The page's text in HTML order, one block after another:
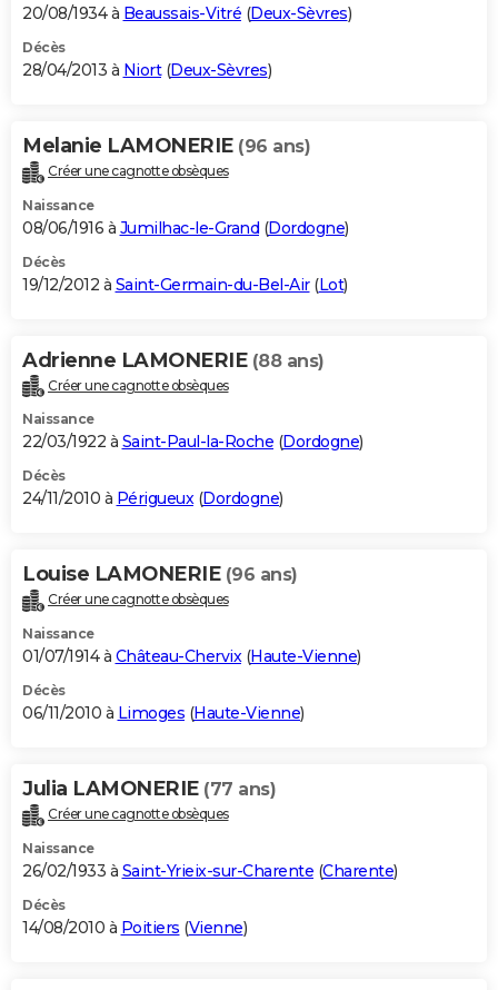
20/08/1934 à Beaussais-Vitré (Deux-Sèvres)
Décès
28/04/2013 à Niort(Deux-Sèvres)
Melanie LAMONERIE (96 ans)
Créer une cagnotte obsèques
Naissance
08/06/1916 à Jumilhac-le-Grand (Dordogne)
Décès
19/12/2012 à Saint-Germain-du-Bel-Air(Lot)
Adrienne LAMONERIE (88 ans)
Créer une cagnotte obsèques
Naissance
22/03/1922 à Saint-Paul-la-Roche (Dordogne)
Décès
24/11/2010 à Périgueux(Dordogne)
Louise LAMONERIE (96 ans)
Créer une cagnotte obsèques
Naissance
01/07/1914 à Château-Chervix(Haute-Vienne)
Décès
06/11/2010 à Limoges (Haute-Vienne)
Julia LAMONERIE (77 ans)
Créer une cagnotte obsèques
Naissance
26/02/1933 à Saint-Yrieix-sur-Charente (Charente)
Décès
14/08/2010 à Poitiers (Vienne)